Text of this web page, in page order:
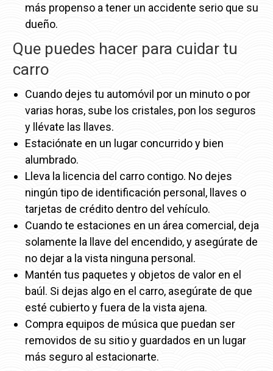
más propenso a tener un accidente serio que su
dueño.
Que puedes hacer para cuidar tu
carro
Cuando dejes tu automóvil por un minuto o por
varias horas, sube los cristales, pon los seguros
y llévate las llaves.
Estaciónate en un lugar concurrido y bien
alumbrado.
Lleva la licencia del carro contigo. No dejes
ningún tipo de identificación personal, llaves o
tarjetas de crédito dentro del vehículo.
Cuando te estaciones en un área comercial, deja
solamente la llave del encendido, y asegúrate de
no dejar a la vista ninguna personal.
Mantén tus paquetes y objetos de valor en el
baúl. Si dejas algo en el carro, asegúrate de que
esté cubierto y fuera de la vista ajena.
Compra equipos de música que puedan ser
removidos de su sitio y guardados en un lugar
más seguro al estacionarte.